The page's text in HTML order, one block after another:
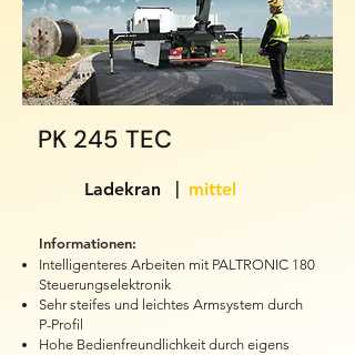
PK 245 TEC
Ladekran mittel
|
Informationen:
Intelligenteres Arbeiten mit PALTRONIC 180
Steuerungselektronik
Sehr steifes und leichtes Armsystem durch
P-Profil
Hohe Bedienfreundlichkeit durch eigens